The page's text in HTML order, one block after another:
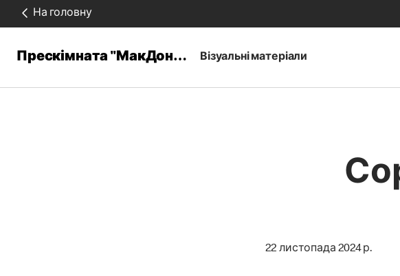
На головну
Прескімната "МакДональдз" Візуальні матеріали
22 листопада 2024 р.